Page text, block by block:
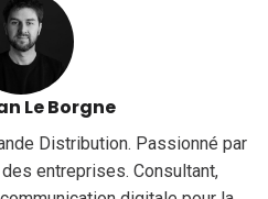
Le Borgne
Distribution. Passionné par
entreprises. Consultant,